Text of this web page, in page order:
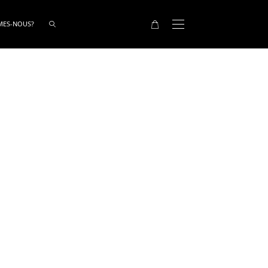
NOUS?